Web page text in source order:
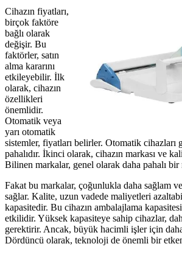
Cihazın fiyatları,
birçok faktöre
bağlı olarak
değişir. Bu
faktörler, satın
alma kararını
etkileyebilir. İlk
olarak, cihazın
özellikleri
önemlidir.
Otomatik veya
yarı otomatik
sistemler, fiyatları belirler. Otomatik cihazları
pahalıdır. İkinci olarak, cihazın markası ve
Bilinen markalar, genel olarak daha pahalı bir
Fakat bu markalar, çoğunlukla daha sağlam
sağlar. Kalite, uzun vadede maliyetleri
kapasitedir. Bu cihazın ambalajlama
etkilidir. Yüksek kapasiteye sahip cihazlar,
gerektirir. Ancak, büyük hacimli işler için
Dördüncü olarak, teknoloji de önemli bir